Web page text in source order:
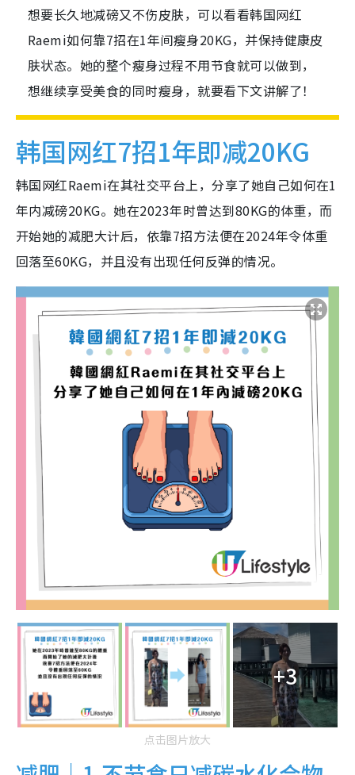
想要长久地减磅又不伤皮肤，可以看看韩国网红
Raemi如何靠7招在1年间瘦身20KG，并保持健康皮
肤状态。她的整个瘦身过程不用节食就可以做到，
想继续享受美食的同时瘦身，就要看下文讲解了！
韩国网红7招1年即减20KG
韩国网红Raemi在其社交平台上，分享了她自己如何在1
年内减磅20KG。她在2023年时曾达到80KG的体重，而
开始她的减肥大计后，依靠7招方法便在2024年令体重
回落至60KG，并且没有出现任何反弹的情况。
+3
点击图片放大